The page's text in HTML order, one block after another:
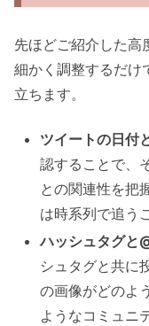
先ほどご紹介した高
細かく調整するだけ
立ちます。
ツイートの日付
認することで、
との関連性を把
は時系列で追う
ハッシュタグと
シュタグと共に
の画像がどのよ
ようなコミュニ